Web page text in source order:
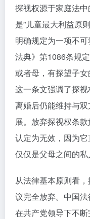
探视权源于家庭法中
是”儿童最大利益原
明确规定为一项不
法典》第1086条规
或者母，有探望子
这一条文强调了探
离婚后仍能维持与
展。放弃探视权条
认定为无效，因为
仅仅是父母之间的私
从法律基本原则看
议完全放弃。中国
在共产党领导下不